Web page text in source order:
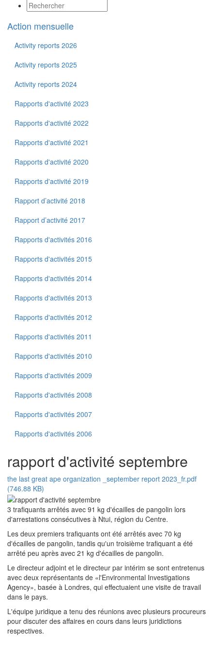
Action mensuelle
Activity reports 2026
Activity reports 2025
Activity reports 2024
Rapports d'activité 2023
Rapports d'activité 2022
Rapports d'activité 2021
Rapports d'activité 2020
Rapports d'activité 2019
Rapport d’activité 2018
Rapport d’activité 2017
Rapports d'activités 2016
Rapports d'activités 2015
Rapports d'activités 2014
Rapports d'activités 2013
Rapports d'activités 2012
Rapports d'activités 2011
Rapports d'activités 2010
Rapports d'activités 2009
Rapports d'activités 2008
Rapports d'activités 2007
Rapports d'activités 2006
rapport d'activité septembre
the last great ape organization _september report 2023_fr.pdf
(746.88 KB)
3 trafiquants arrêtés avec 91 kg d'écailles de pangolin lors
d'arrestations consécutives à Ntui, région du Centre.
Les deux premiers trafiquants ont été arrêtés avec 70 kg
d'écailles de pangolin, tandis qu'un troisième trafiquant a été
arrêté peu après avec 21 kg d'écailles de pangolin.
Le directeur adjoint et le directeur par intérim se sont entretenus
avec deux représentants de «l'Environmental Investigations
Agency», basée à Londres, qui effectuaient une visite de travail
dans le pays.
L'équipe juridique a tenu des réunions avec plusieurs procureurs
pour discuter des affaires en cours dans leurs juridictions
respectives.